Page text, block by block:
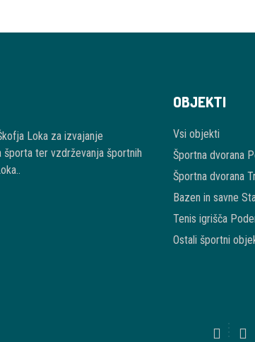
Loka za izvajanje
športa ter vzdrževanja športnih
OBJEKTI
Vsi objekti
Športna dvorana
Športna dvorana
Bazen in savne
Tenis igrišča
Ostali športni